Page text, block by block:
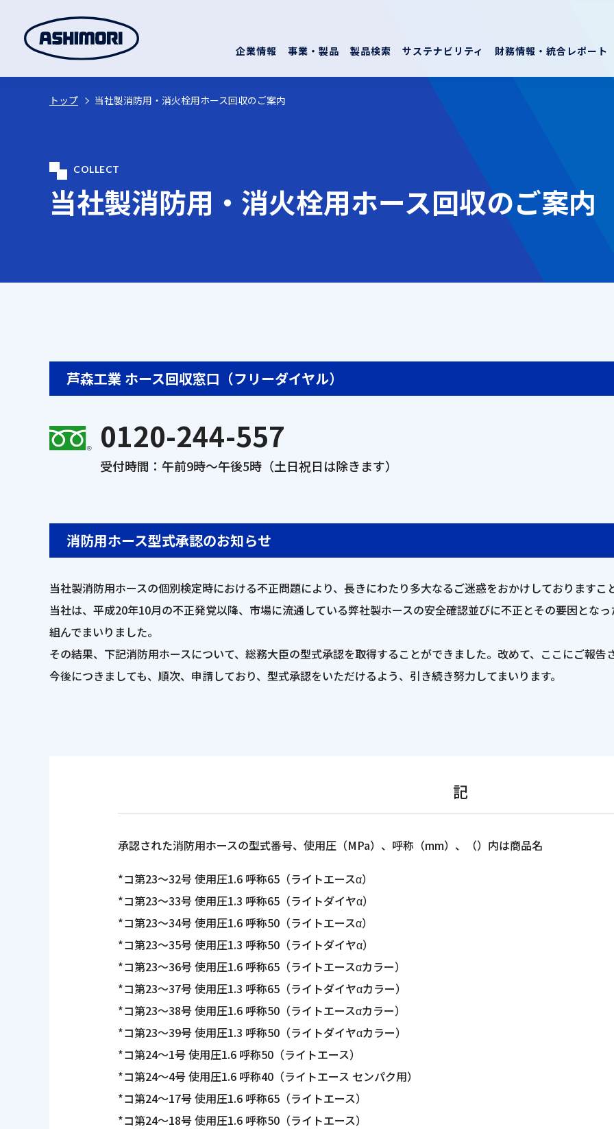
企業情報 事業・製品 製品検索 サステナビリティ 財務情報・統合レポート
COLLECT
当社製消防用・ 消火栓用ホース回収のご案内
トップ 当社製消防用・消火栓用ホース回収のご案内
芦森工業 ホース回収窓口（フリーダイヤル）
0120-244-557
受付時間：午前9時～午後5時（土日祝日は除きます）
消防用ホース型式承認のお知らせ
当社製消防用ホースの個別検定時における不正問題により、長きにわたり多大なるご迷惑をおかけしておりますこ
当社は、平成20年10月の不正発覚以降、市場に流通している弊社製ホースの安全確認並びに不正とその要因とな
組んでまいりました。
その結果、下記消防用ホースについて、総務大臣の型式承認を取得することができました。改めて、ここにご報告
今後につきましても、順次、申請しており、型式承認をいただけるよう、引き続き努力してまいります。
記
承認された消防用ホースの型式番号、使用圧 （MPa）、呼称（mm）、（）内は商品名
*コ第23～32号 使用圧1.6 呼称65 （ライトエースα）
*コ第23～33号 使用圧1.3 呼称65 （ライトダイヤα）
*コ第23～34号 使用圧1.6 呼称50 （ライトエースα）
*コ第23～35号 使用圧1.3 呼称50 （ライトダイヤα）
*コ第23～36号 使用圧1.6 呼称65 （ライトエースαカラー）
*コ第23～37号 使用圧1.3 呼称65 （ライトダイヤαカラー）
*コ第23～38号 使用圧1.6 呼称50 （ライトエースαカラー）
*コ第23～39号 使用圧1.3 呼称50 （ライトダイヤαカラー）
*コ第24～1号 使用圧1.6 呼称50 （ライトエース）
*コ第24～4号 使用圧1.6 呼称40 （ライトエース センパク用）
*コ第24～17号 使用圧1.6 呼称65 （ライトエース）
*コ第24～18号 使用圧1.6 呼称50 （ライトエース）